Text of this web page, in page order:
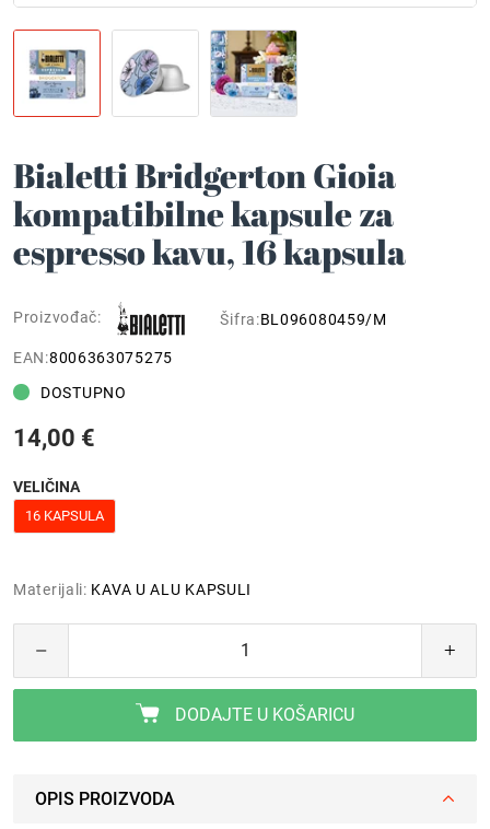
Bialetti Bridgerton Gioia
kompatibilne kapsule za
espresso kavu, 16 kapsula
Proizvođač: Šifra:BL096080459/M
EAN:8006363075275
DOSTUPNO
14,00 €
VELIČINA
16 KAPSULA
Materijali: KAVA U ALU KAPSULI
DODAJTE U KOŠARICU
OPIS PROIZVODA